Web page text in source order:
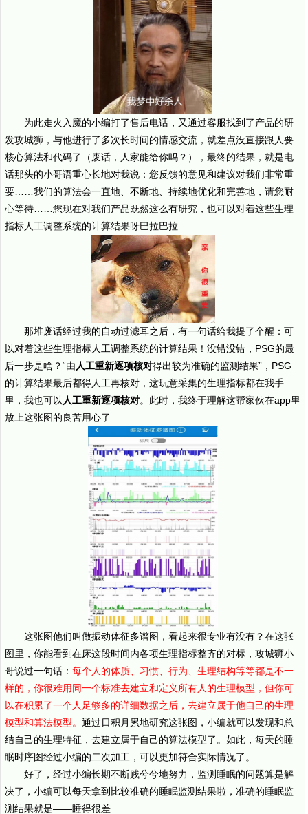
为此走火入魔的小编打了售后电话，又通过客服找到了产品的研
发攻城狮，与他进行了多次长时间的情感交流，就差点没直接跟人要
核心算法和代码了（废话，人家能给你吗？），最终的结果，就是电
话那头的小哥语重心长地对我说：您反馈的意见和建议对我们非常重
要……我们的算法会一直地、不断地、持续地优化和完善地，请您耐
心等待……您现在对我们产品既然这么有研究，也可以对着这些生理
指标人工调整系统的计算结果呀巴拉巴拉……
那堆废话经过我的自动过滤耳之后，有一句话给我提了个醒：可
以对着这些生理指标人工调整系统的计算结果！没错没错，PSG的最
后一步是啥？“由 人工重新逐项核对得出较为准确的监测结果”，PSG
的计算结果最后都得人工再核对，这玩意采集的生理指标都在我手
里，我也可以 人工重新逐项核对。此时，我终于理解这帮家伙在app里
放上这张图的良苦用心了
这张图他们叫做振动体征多谱图，看起来很专业有没有？在这张
图里，你能看到在床这段时间内各项生理指标整齐的对标，攻城狮小
哥说过一句话： 每个人的体质、习惯、行为、生理结构等等都是不一
样的，你很难用同一个标准去建立和定义所有人的生理模型，但你可
以在积累了一个人足够多的详细数据之后，去建立属于他自己的生理
模型和算法模型。 通过日积月累地研究这张图，小编就可以发现和总
结自己的生理特征，去建立属于自己的算法模型了。如此，每天的睡
眠时序图经过小编的二次加工，可以更加符合实际情况了。
好了，经过小编长期不断贱兮兮地努力，监测睡眠的问题算是解
决了，小编可以每天拿到比较准确的睡眠监测结果啦，准确的睡眠监
测结果就是——睡得很差